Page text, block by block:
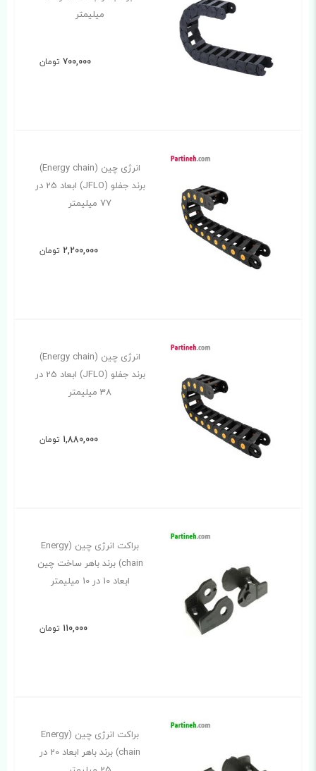
میلیمتر
700,000 تومان
انرژی چین (Energy chain)
برند جفلو (JFLO) ابعاد 25 در
77 میلیمتر
2,200,000 تومان
انرژی چین (Energy chain)
برند جفلو (JFLO) ابعاد 25 در
38 میلیمتر
1,880,000 تومان
براکت انرژی چین (Energy
chain) برند باهر ساخت چین
ابعاد 10 در 10 میلیمتر
110,000 تومان
براکت انرژی چین (Energy
chain) برند باهر ابعاد 20 در